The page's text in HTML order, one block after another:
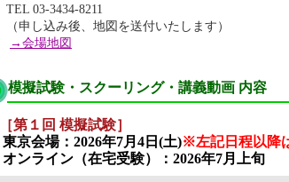
TEL 03-3434-8211
（申し込み後、地図を送付いたします）
→会場地図
模擬試験・スクーリング・講義動画 内容
［第１回 模擬試験］
東京会場：2026年7月4日(土)※左記日程以降
オンライン（在宅受験）：2026年7月上旬